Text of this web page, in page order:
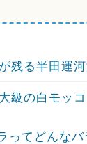
残る半田運
級の白モッ
ってどんなバ